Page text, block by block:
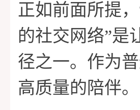
正如前面所提
的社交网络”是
径之一。作为
高质量的陪伴。